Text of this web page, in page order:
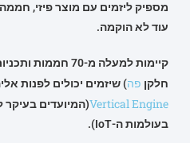
מספיק ליזמים עם מוצר פיזי, חממה
עוד לא הוקמה.
קיימות למעלה מ-70
חלקן פה) שיזמים יכולים לפנות
Vertical Engine(המיועדים בעיקר
בעולמות ה-IoT).